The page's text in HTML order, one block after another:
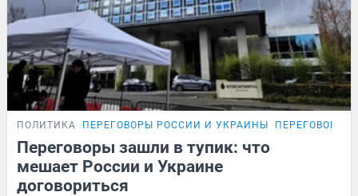
ПОЛИТИКА ПЕРЕГОВОРЫ РОССИИ И УКРАИНЫ ПЕРЕГОВОРЫ
Переговоры зашли в тупик: что
мешает России и Украине
договориться